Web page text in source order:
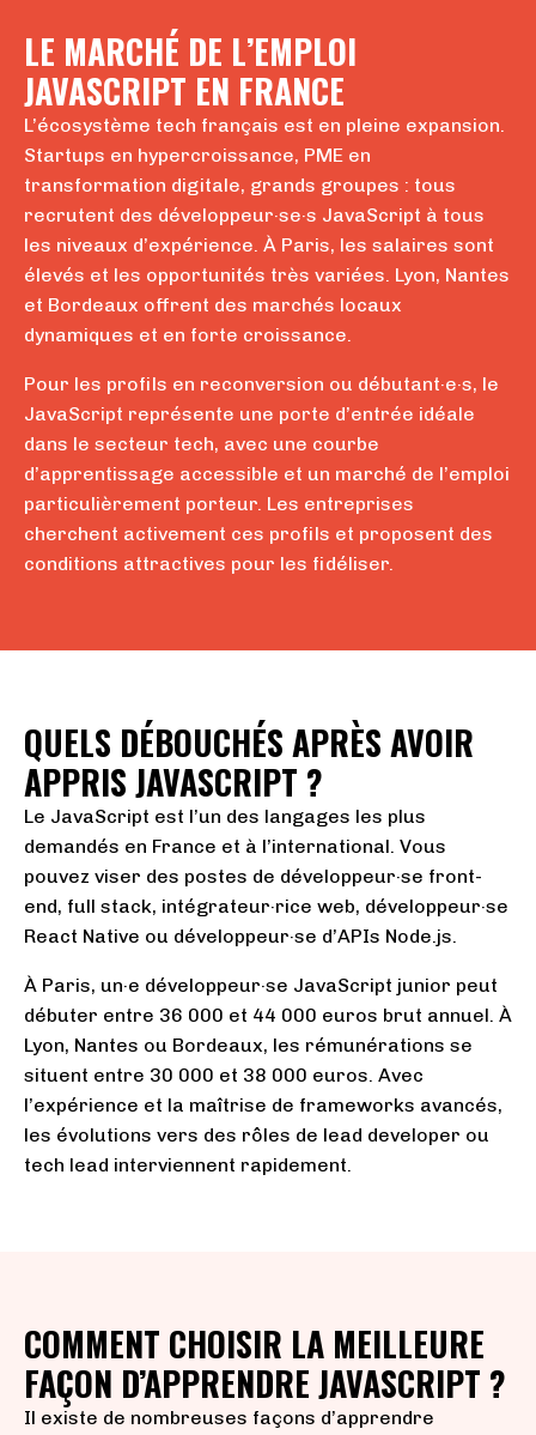
LE MARCHÉ DE L’EMPLOI
JAVASCRIPT EN FRANCE
L’écosystème tech français est en pleine expansion.
Startups en hypercroissance, PME en
transformation digitale, grands groupes : tous
recrutent des développeur·se·s JavaScript à tous
les niveaux d’expérience. À Paris, les salaires sont
élevés et les opportunités très variées. Lyon, Nantes
et Bordeaux offrent des marchés locaux
dynamiques et en forte croissance.
Pour les profils en reconversion ou débutant·e·s, le
JavaScript représente une porte d’entrée idéale
dans le secteur tech, avec une courbe
d’apprentissage accessible et un marché de l’emploi
particulièrement porteur. Les entreprises
cherchent activement ces profils et proposent des
conditions attractives pour les fidéliser.
QUELS DÉBOUCHÉS APRÈS AVOIR
APPRIS JAVASCRIPT ?
Le JavaScript est l’un des langages les plus
demandés en France et à l’international. Vous
pouvez viser des postes de développeur·se front-
end, full stack, intégrateur·rice web, développeur·se
React Native ou développeur·se d’APIs Node.js.
À Paris, un·e développeur·se JavaScript junior peut
débuter entre 36 000 et 44 000 euros brut annuel. À
Lyon, Nantes ou Bordeaux, les rémunérations se
situent entre 30 000 et 38 000 euros. Avec
l’expérience et la maîtrise de frameworks avancés,
les évolutions vers des rôles de lead developer ou
tech lead interviennent rapidement.
COMMENT CHOISIR LA MEILLEURE
FAÇON D’APPRENDRE JAVASCRIPT ?
Il existe de nombreuses façons d’apprendre